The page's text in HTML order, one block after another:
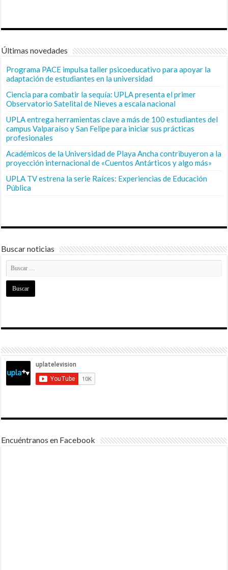
Últimas novedades
Programa PACE impulsa taller psicoeducativo para apoyar la
adaptación de estudiantes en la universidad
Ciencia para combatir la sequía: UPLA presenta el primer
Observatorio Satelital de Nieves a escala nacional
UPLA entrega herramientas clave a más de 100 estudiantes del
campus Valparaíso y San Felipe para iniciar sus prácticas
profesionales
Académicos de la Universidad de Playa Ancha contribuyeron a la
proyección internacional de «Cuentos Antárticos y algo más»
UPLA TV estrena la serie Raíces: Experiencias de Educación
Pública
Buscar noticias
Encuéntranos en Facebook